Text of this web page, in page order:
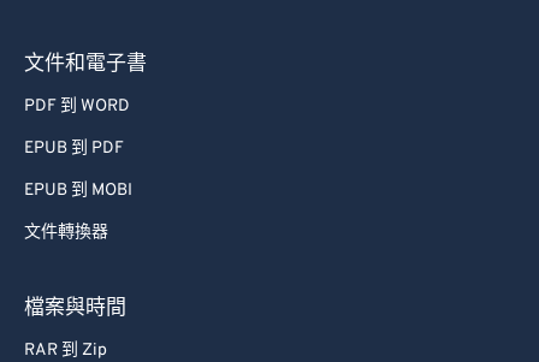
文件和電子書
PDF 到 WORD
EPUB 到 PDF
EPUB 到 MOBI
文件轉換器
檔案與時間
RAR 到 Zip